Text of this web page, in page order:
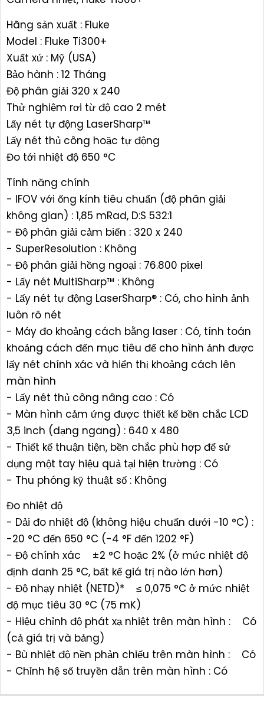
Hãng sản xuất : Fluke
Model : Fluke Ti300+
Xuất xứ : Mỹ (USA)
Bảo hành : 12 Tháng
Độ phân giải 320 x 240
Thử nghiệm rơi từ độ cao 2 mét
Lấy nét tự động LaserSharp™
Lấy nét thủ công hoặc tự động
Đo tới nhiệt độ 650 °C
Tính năng chính
- IFOV với ống kính tiêu chuẩn (độ phân giải
không gian) : 1,85 mRad, D:S 532:1
- Độ phân giải cảm biến : 320 x 240
- SuperResolution : Không
- Độ phân giải hồng ngoại : 76.800 pixel
- Lấy nét MultiSharp™ : Không
- Lấy nét tự động LaserSharp® : Có, cho hình ảnh
luôn rõ nét
- Máy đo khoảng cách bằng laser : Có, tính toán
khoảng cách đến mục tiêu để cho hình ảnh được
lấy nét chính xác và hiển thị khoảng cách lên
màn hình
- Lấy nét thủ công nâng cao : Có
- Màn hình cảm ứng được thiết kế bền chắc LCD
3,5 inch (dạng ngang) : 640 x 480
- Thiết kế thuận tiện, bền chắc phù hợp để sử
dụng một tay hiệu quả tại hiện trường : Có
- Thu phóng kỹ thuật số : Không
Đo nhiệt độ
- Dải đo nhiệt độ (không hiệu chuẩn dưới -10 °C) :
-20 °C đến 650 °C (-4 °F đến 1202 °F)
- Độ chính xác ±2 °C hoặc 2% (ở mức nhiệt độ
định danh 25 °C, bất kể giá trị nào lớn hơn)
- Độ nhạy nhiệt (NETD)* ≤ 0,075 °C ở mức nhiệt
độ mục tiêu 30 °C (75 mK)
- Hiệu chỉnh độ phát xạ nhiệt trên màn hình : Có
(cả giá trị và bảng)
- Bù nhiệt độ nền phản chiếu trên màn hình : Có
- Chỉnh hệ số truyền dẫn trên màn hình : Có